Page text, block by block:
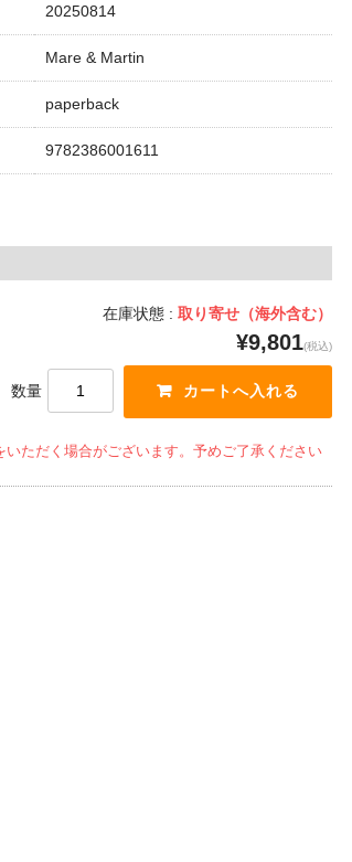
20250814
Mare & Martin
paperback
9782386001611
在庫状態 : 取り寄せ（海外含む）
¥9,801(税込)
数量
ただく場合がございます。予めご了承ください